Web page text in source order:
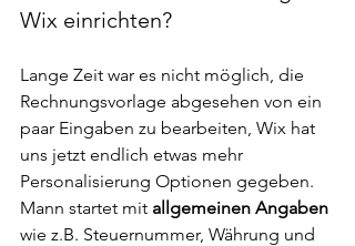
Wix einrichten?
Lange Zeit war es nicht möglich, die
Rechnungsvorlage abgesehen von ein
paar Eingaben zu bearbeiten, Wix hat
uns jetzt endlich etwas mehr
Personalisierung Optionen gegeben.
Mann startet mit allgemeinen Angaben
wie z.B. Steuernummer, Währung und